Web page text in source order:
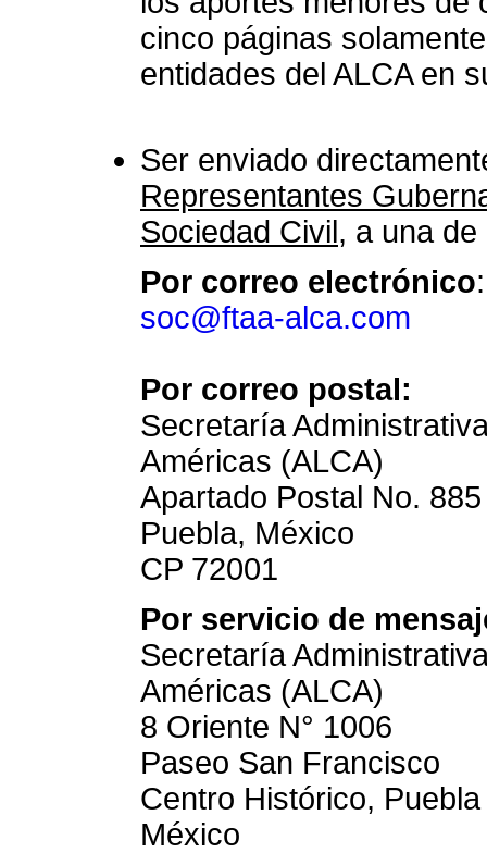
cinco páginas
entidades del ALCA en
Ser enviado
Representantes
Sociedad Civil, a una
Por correo electrónico:
soc@ftaa-alca.com
Por correo postal:
Secretaría
Américas (ALCA)
Apartado Postal No. 885
Puebla, México
CP 72001
Por servicio de
Secretaría
Américas (ALCA)
8 Oriente N° 1006
Paseo San Francisco
Centro Histórico,
México